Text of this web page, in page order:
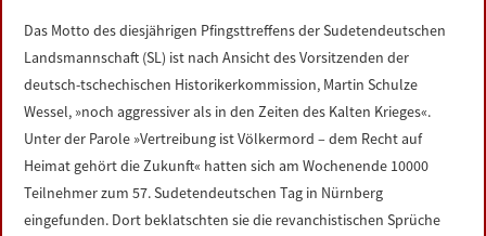
ZUR PERSON
LINKS
DATENSCHUTZERKLÄRUNG
IMPRESSUM
Das Motto des diesjährigen Pfingsttreffens der Sudetendeutschen
Landsmannschaft (SL) ist nach Ansicht des Vorsitzenden der
deutsch-tschechischen Historikerkommission, Martin Schulze
Wessel, »noch aggressiver als in den Zeiten des Kalten Krieges«.
Unter der Parole »Vertreibung ist Völkermord – dem Recht auf
Heimat gehört die Zukunft« hatten sich am Wochenende 10000
Teilnehmer zum 57. Sudetendeutschen Tag in Nürnberg
eingefunden. Dort beklatschten sie die revanchistischen Sprüche